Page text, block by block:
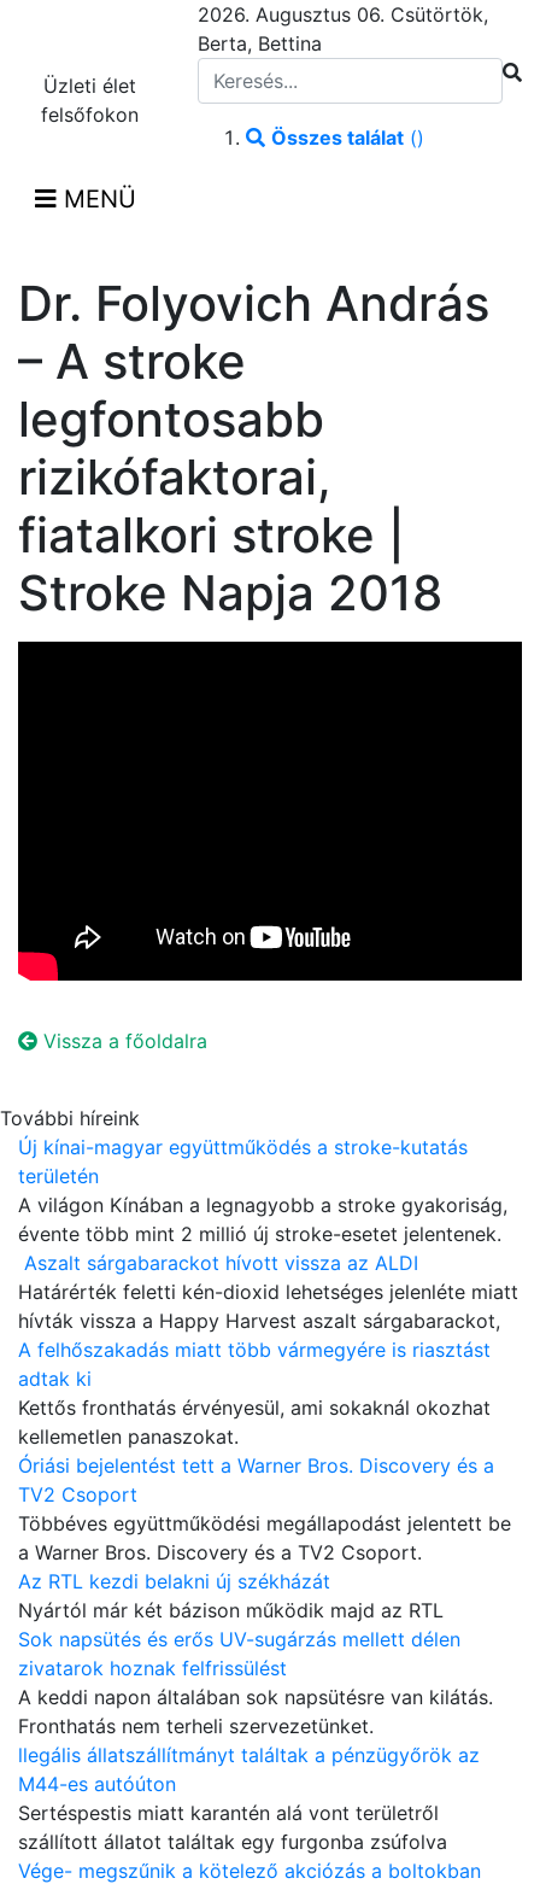
Üzleti élet
felsőfokon
2026. Augusztus 06. Csütörtök,
Berta, Bettina
Összes találat ()
MENÜ
Dr. Folyovich András
– A stroke
legfontosabb
rizikófaktorai,
fiatalkori stroke |
Stroke Napja 2018
Vissza a főoldalra
További híreink
Új kínai-magyar együttműködés a stroke-kutatás
területén
A világon Kínában a legnagyobb a stroke gyakoriság,
évente több mint 2 millió új stroke-esetet jelentenek.
Aszalt sárgabarackot hívott vissza az ALDI
Határérték feletti kén-dioxid lehetséges jelenléte miatt
hívták vissza a Happy Harvest aszalt sárgabarackot,
A felhőszakadás miatt több vármegyére is riasztást
adtak ki
Kettős fronthatás érvényesül, ami sokaknál okozhat
kellemetlen panaszokat.
Óriási bejelentést tett a Warner Bros. Discovery és a
TV2 Csoport
Többéves együttműködési megállapodást jelentett be
a Warner Bros. Discovery és a TV2 Csoport.
Az RTL kezdi belakni új székházát
Nyártól már két bázison működik majd az RTL
Sok napsütés és erős UV-sugárzás mellett délen
zivatarok hoznak felfrissülést
A keddi napon általában sok napsütésre van kilátás.
Fronthatás nem terheli szervezetünket.
llegális állatszállítmányt találtak a pénzügyőrök az
M44-es autóúton
Sertéspestis miatt karantén alá vont területről
szállított állatot találtak egy furgonba zsúfolva
Vége- megszűnik a kötelező akciózás a boltokban